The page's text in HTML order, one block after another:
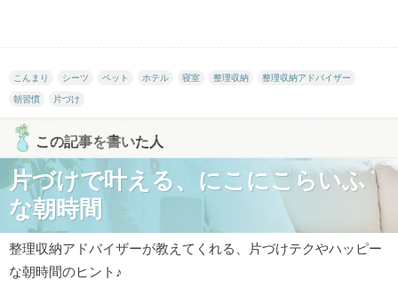
こんまり シーツ ペット ホテル 寝室 整理収納 整理収納アドバイザー
朝習慣 片づけ
この記事を書いた人
片づけで叶える、にこにこらいふ
な朝時間
整理収納アドバイザーが教えてくれる、片づけテクやハッピー
な朝時間のヒント♪